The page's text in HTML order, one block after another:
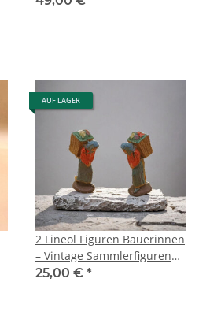
AUF LAGER
2 Lineol Figuren Bäuerinnen
– Vintage Sammlerfiguren
5,5 cm, handbemalt, LINEOL
25,00 € *